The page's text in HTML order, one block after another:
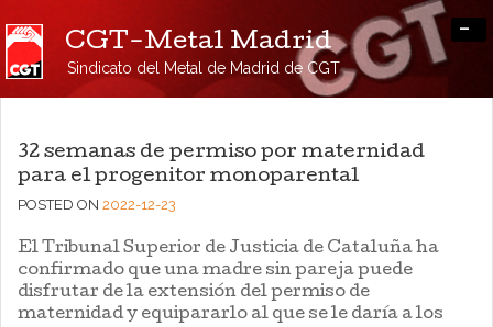
CGT-Metal Madrid
Sindicato del Metal de Madrid de CGT
-
32 semanas de permiso por maternidad
para el progenitor monoparental
POSTED ON 2022-12-23
El Tribunal Superior de Justicia de Cataluña ha
confirmado que una madre sin pareja puede
disfrutar de la extensión del permiso de
maternidad y equipararlo al que se le daría a los